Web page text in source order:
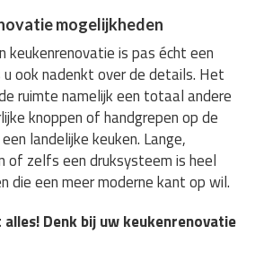
mogelijkheden
keukenrenovatie is pas écht een
ook nadenkt over de details. Het
ruimte namelijk een totaal andere
knoppen of handgrepen op de
landelijke keuken. Lange,
of zelfs een druksysteem is heel
die een meer moderne kant op wil.
Denk bij uw keukenrenovatie